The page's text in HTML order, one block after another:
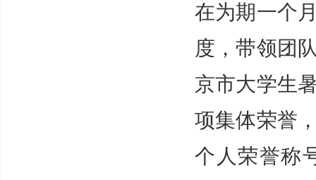
在为期一个
度，带领团
京市大学生
项集体荣誉
个人荣誉称